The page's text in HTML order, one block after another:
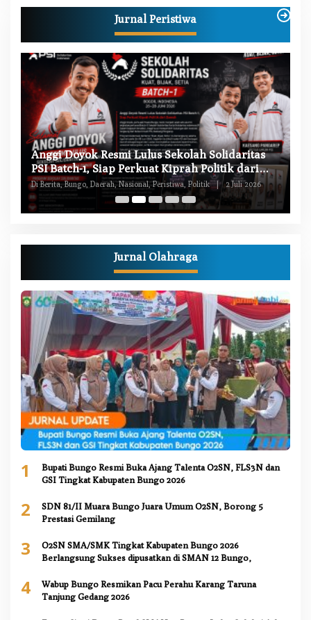
Jurnal Peristiwa
Anggi Doyok Resmi Lulus Sekolah Solidaritas
PSI Batch-1, Siap Perkuat Kiprah Politik dari
Daerah
Di Berita, Bungo, Daerah, Nasional, Peristiwa, Politik | 2 Juli 2026
Jurnal Olahraga
1
Bupati Bungo Resmi Buka Ajang Talenta O2SN, FLS3N dan
GSI Tingkat Kabupaten Bungo 2026
2
SDN 81/II Muara Bungo Juara Umum O2SN, Borong 5
Prestasi Gemilang
3
O2SN SMA/SMK Tingkat Kabupaten Bungo 2026
Berlangsung Sukses dipusatkan di SMAN 12 Bungo,
4
Wabup Bungo Resmikan Pacu Perahu Karang Taruna
Tanjung Gedang 2026